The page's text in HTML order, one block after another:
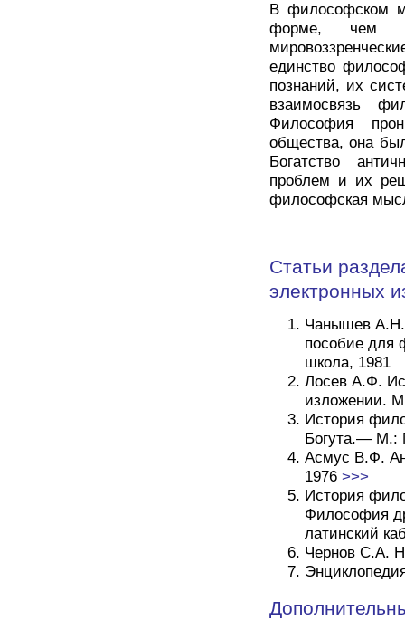
В философском
форме, чем
единство
познаний, их
взаимосвязь
Философия
общества, она
Богатство
проблем и их
философская
Статьи
электронных
Чанышев А.Н.
пособие для
школа, 1981
Лосев А.Ф.
изложении.
История
Богута.—
Асмус В.Ф.
1976 >>>
История
Философия
латинский
Чернов С.А.